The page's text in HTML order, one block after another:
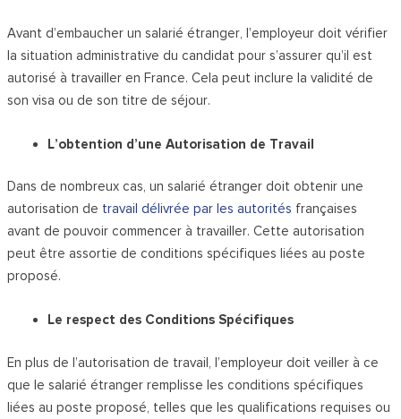
Avant d’embaucher un salarié étranger, l’employeur doit vérifier
la situation administrative du candidat pour s’assurer qu’il est
autorisé à travailler en France. Cela peut inclure la validité de
son visa ou de son titre de séjour.
L’obtention d’une Autorisation de Travail
Dans de nombreux cas, un salarié étranger doit obtenir une
autorisation de travail délivrée par les autorités françaises
avant de pouvoir commencer à travailler. Cette autorisation
peut être assortie de conditions spécifiques liées au poste
proposé.
Le respect des Conditions Spécifiques
En plus de l’autorisation de travail, l’employeur doit veiller à ce
que le salarié étranger remplisse les conditions spécifiques
liées au poste proposé, telles que les qualifications requises ou